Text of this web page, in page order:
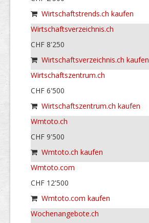
Wirtschaftstrends.ch kaufen
Wirtschaftsverzeichnis.ch
CHF 8'250
Wirtschaftsverzeichnis.ch kaufen
Wirtschaftszentrum.ch
CHF 6'500
Wirtschaftszentrum.ch kaufen
Wmtoto.ch
CHF 9'500
Wmtoto.ch kaufen
Wmtoto.com
CHF 12'500
Wmtoto.com kaufen
Wochenangebote.ch